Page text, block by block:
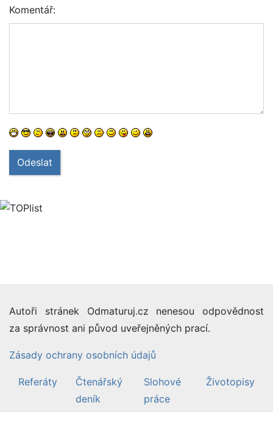
Komentář:
Odeslat
Autoři stránek Odmaturuj.cz nenesou odpovědnost
za správnost ani původ uveřejněných prací.
Zásady ochrany osobních údajů
Referáty
Čtenářský
deník
Slohové
práce
Životopisy